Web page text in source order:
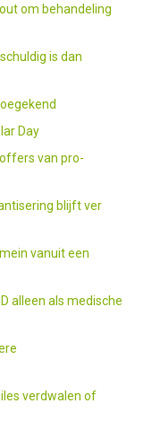
om behandeling
is dan
Day
van pro-
blijft ver
vanuit een
alleen als medische
verdwalen of